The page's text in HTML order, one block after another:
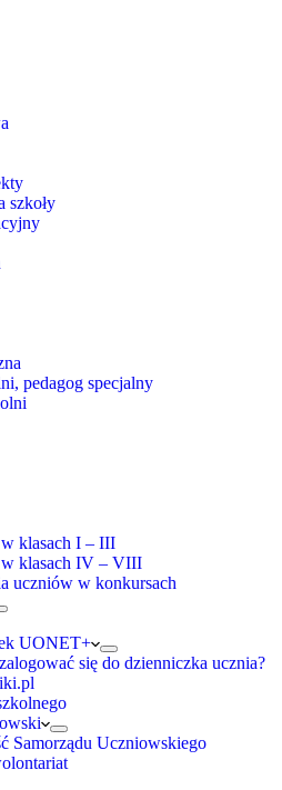
szkoły
pedagog specjalny
klasach I – III
klasach IV – VIII
uczniów w konkursach
UONET+
się do dzienniczka ucznia?
Samorządu Uczniowskiego